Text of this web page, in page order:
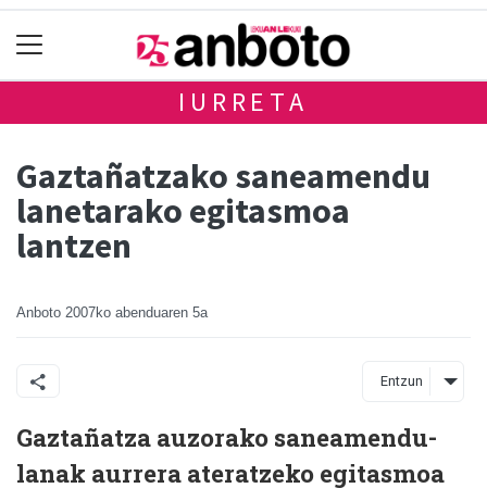
IURRETA
Gaztañatzako saneamendu
lanetarako egitasmoa
lantzen
Anboto 2007ko abenduaren 5a
Entzun
Gaztañatza auzorako saneamendu-
lanak aurrera ateratzeko egitasmoa